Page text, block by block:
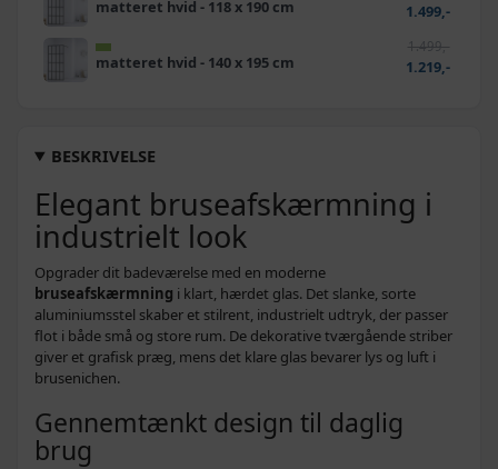
BESKRIVELSE
Elegant bruseafskærmning i
industrielt look
Opgrader dit badeværelse med en moderne
bruseafskærmning i klart, hærdet glas. Det slanke, sorte
aluminiumsstel skaber et stilrent, industrielt udtryk, der passer
flot i både små og store rum. De dekorative tværgående striber
giver et grafisk præg, mens det klare glas bevarer lys og luft i
brusenichen.
Gennemtænkt design til daglig
brug
matteret hvid - 118 x 190 cm 1.499,-
matteret hvid - 140 x 195 cm
1.499,-
1.219,-